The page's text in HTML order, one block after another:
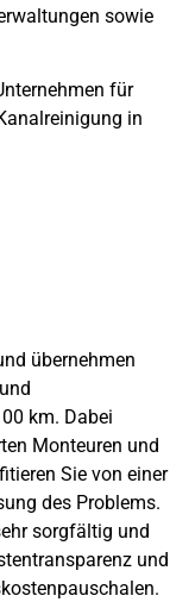
sowie
für
in
übernehmen
km. Dabei
Monteuren und
Sie von einer
des Problems.
sorgfältig und
und